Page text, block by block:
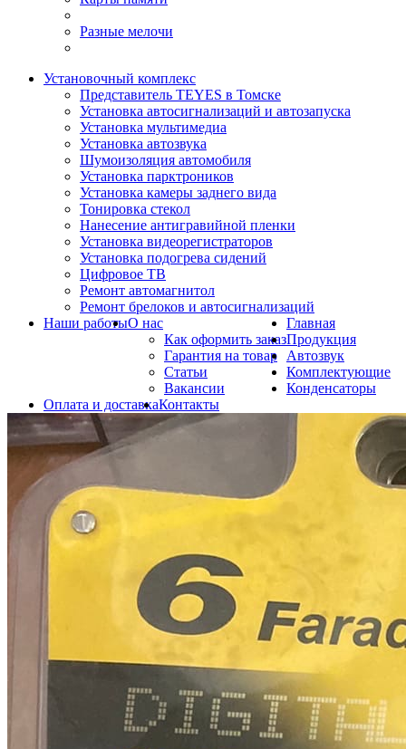
Разные мелочи
Установочный комплекс
Представитель TEYES в Томске
Установка автосигнализаций и автозапуска
Установка мультимедиа
Установка автозвука
Шумоизоляция автомобиля
Установка парктроников
Установка камеры заднего вида
Тонировка стекол
Нанесение антигравийной пленки
Установка видеорегистраторов
Установка подогрева сидений
Цифровое ТВ
Ремонт автомагнитол
Ремонт брелоков и автосигнализаций
Наши работыО нас
Как оформить заказ
Гарантия на товар
Статьи
Вакансии
Оплата и доставкаКонтакты
Главная
Продукция
Автозвук
Комплектующие
Конденсаторы